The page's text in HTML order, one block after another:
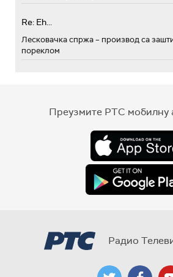
Re: Eh...
Лесковачка спржа – производ са
пореклом
Преузмите РТС мобилну
Радио